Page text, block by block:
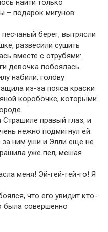
найти только
– подарок мигунов:
берег, вытрясли
развесили сушить
вместе с отрубями:
девочка побоялась.
набили, голову
из-за пояса краски
коробочке, которыми
правый глаз, и
нежно подмигнул ей.
за ним уши и Элли ещё не
уже пел, мешая
меня! Эй-гей-гей-го! Я
что его увидит кто-
была совершенно